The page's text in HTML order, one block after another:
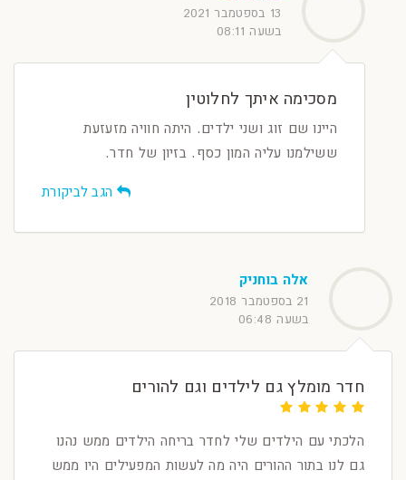
13 בספטמבר 2021
בשעה 08:11
מסכימה איתך לחלוטין
היינו שם זוג ושני ילדים. היתה חוויה מזעזעת
ששילמנו עליה המון כסף. בזיון של חדר.
הגב לביקורת
אלה בוחניק
21 בספטמבר 2018
בשעה 06:48
חדר מומלץ גם לילדים וגם להורים
הלכתי עם הילדים שלי לחדר בריחה הילדים ממש נהנו
גם לנו בתור ההורים היה מה לעשות המפעילים היו ממש